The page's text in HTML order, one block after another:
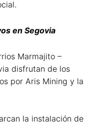
en Segovia
Marmajito –
disfrutan de los
por Aris Mining y la
la instalación de